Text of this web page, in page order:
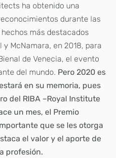
ha obtenido una
durante las
más destacados
McNamara, en 2018, para
de Venecia, el evento
del mundo. Pero 2020 es
en su memoria, pues
del RIBA –Royal Institute
un mes, el Premio
que se les otorga
el valor y el aporte de
profesión.